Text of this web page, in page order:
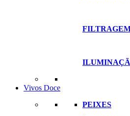
Vivos Doce
PEIXES